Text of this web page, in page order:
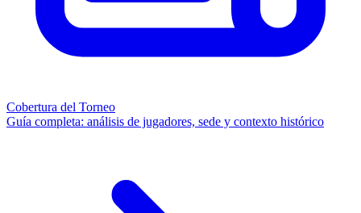
Cobertura del Torneo
Guía completa: análisis de jugadores, sede y contexto histórico